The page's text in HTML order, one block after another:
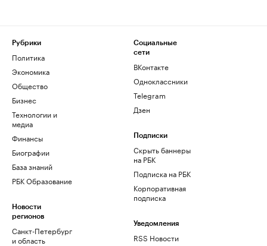
Рубрики
Политика
Экономика
Общество
Бизнес
Технологии и
медиа
Финансы
Биографии
База знаний
РБК Образование
Новости
регионов
Санкт-Петербург
и область
Социальные
сети
ВКонтакте
Одноклассники
Telegram
Дзен
Подписки
Скрыть баннеры
на РБК
Подписка на РБК
Корпоративная
подписка
Уведомления
RSS Новости